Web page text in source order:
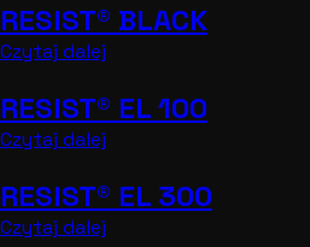
RESIST® BLACK
Czytaj dalej
RESIST® EL 100
Czytaj dalej
RESIST® EL 300
Czytaj dalej